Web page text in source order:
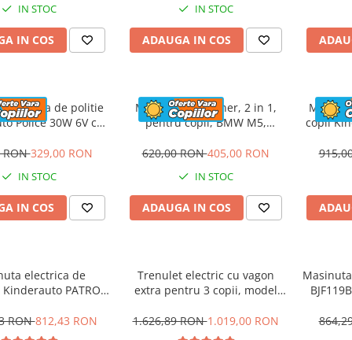
IN STOC
IN COS
IN STOC
ADAUGA IN COS
electrica de politie
Police 30W 6V cu
culoare Rosu
RON329,00 RON
IN STOC
IN COS
Masinuta cu maner, 2 in 1,
pentru copii, BMW M5,
620,00 RON405,00 RON
IN STOC
ADAUGA IN COS
copii
electrica de
PATROL
RON812,43 RON
Trenulet electric cu vagon
extra pentru 3 copii, model
music player, albastru
1.626,89 RON1.019,00 RON